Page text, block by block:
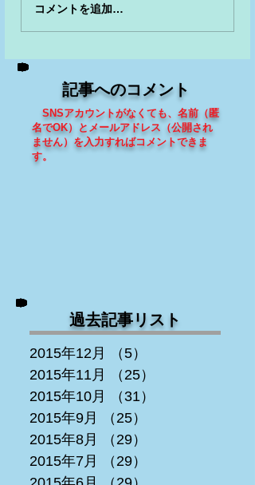
コメントを追加…
記事へのコメント
SNSアカウントがなくても、 名前（匿
名でOK）とメールアドレス（公開され
ません）を入力すればコメントできま
す。
過去記事リスト
2015年12月 （5）
2015年11月
（25）
2015年10月
（31）
2015年9月
（25）
2015年8月
（29）
2015年7月
（29）